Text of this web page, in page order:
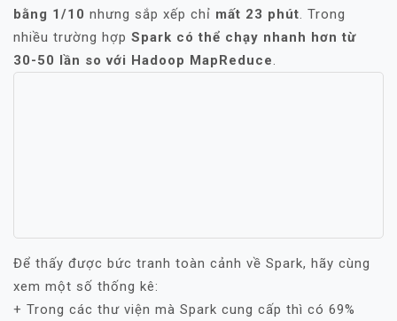
bằng 1/10 nhưng sắp xếp chỉ mất 23 phút. Trong
nhiều trường hợp Spark có thể chạy nhanh hơn từ
30-50 lần so với Hadoop MapReduce.
Để thấy được bức tranh toàn cảnh về Spark, hãy cùng
xem một số thống kê:
+ Trong các thư viện mà Spark cung cấp thì có 69%